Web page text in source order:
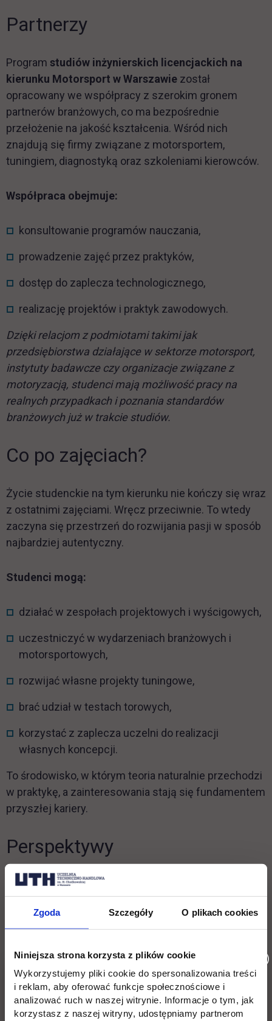
Zgoda Szczegóły O plikach cookies
Niniejsza strona korzysta z plików cookie
Wykorzystujemy pliki cookie do spersonalizowania treści
i reklam, aby oferować funkcje społecznościowe i
analizować ruch w naszej witrynie. Informacje o tym, jak
korzystasz z naszej witryny, udostępniamy partnerom
Partnerzy
Program studiów inżynierskich licencjackich na
kierunku Motorsport w Warszawie został
opracowany we współpracy z szerokim gronem
partnerów branżowych, co ma bezpośrednie
przełożenie na jakość kształcenia. Wśród nich
znajdują się firmy związane z motorsportem,
tuningiem, diagnostyką oraz szkoleniami kierowców.
Współpraca obejmuje:
konsultowanie programów nauczania,
prowadzenie zajęć przez praktyków,
dostęp do zaplecza technologicznego,
realizację projektów i praktyk zawodowych.
Dzięki relacjom z podmiotami takimi jak
przedsiębiorstwa działające w sektorze motorsport,
instytuty badawcze czy organizacje związane z
motoryzacją, studenci mają możliwość pracy na
realnych przypadkach i poznania standardów
branżowych już w trakcie studiów.
Co po zajęciach?
Życie studenckie na tym kierunku nie kończy się wraz
z ostatnimi zajęciami. Wręcz przeciwnie. To wtedy
zaczyna się przestrzeń do rozwijania pasji w sposób
najbardziej autentyczny.
Studenci mogą:
działać w zespołach projektowych i wyścigowych,
uczestniczyć w wydarzeniach branżowych i
motorsportowych,
rozwijać własne projekty tuningowe,
brać udział w testach torowych,
korzystać z zaplecza uczelni do realizacji
własnych koncepcji.
To środowisko, w którym teoria naturalnie przechodzi
w praktykę, a zainteresowania stają się fundamentem
przyszłej kariery.
Perspektywy
Absolwent kierunku Motorsport nie jest ograniczony
do jednej ścieżki zawodowej. Wręcz przeciwnie!
Jego kompetencje są szeroko transferowalne w
obrębie całej branży motoryzacyjnej.
Możliwości zawodowe obejmują m.in.:
pracę w zespołach wyścigowych,